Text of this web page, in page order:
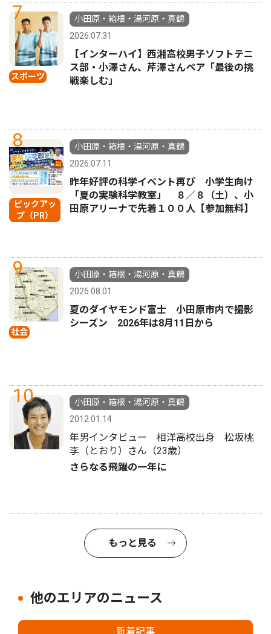
7
スポーツ
小田原・箱根・湯河原・真鶴
2026.07.31
【インターハイ】西湘高校男子ソフトテニ
ス部・小澤さん、芹澤さんペア「最後の挑
戦楽しむ」
8
ピックアッ
プ（PR）
小田原・箱根・湯河原・真鶴
2026.07.11
昨年好評の科学イベント再び 小学生向け
「夏の実験科学教室」 ８／８（土）、小
田原アリーナで先着１００人【参加無料】
9
社会
小田原・箱根・湯河原・真鶴
2026.08.01
夏のダイヤモンド富士 小田原市内で撮影
シーズン 2026年は8月11日から
10
小田原・箱根・湯河原・真鶴
2012.01.14
年男インタビュー 相洋高校出身 松坂桃
李（とおり）さん（23歳）
さらなる飛躍の一年に
もっと見る
他のエリアのニュース
新着記事